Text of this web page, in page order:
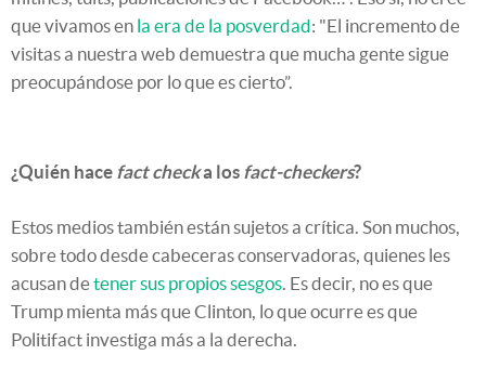
que vivamos en la era de la posverdad: "El incremento de
visitas a nuestra web demuestra que mucha gente sigue
preocupándose por lo que es cierto”.
¿Quién hace fact checka los fact-checkers?
Estos medios también están sujetos a crítica. Son muchos,
sobre todo desde cabeceras conservadoras, quienes les
acusan detener sus propios sesgos . Es decir, no es que
Trump mienta más que Clinton, lo que ocurre es que
Politifact investiga más a la derecha.